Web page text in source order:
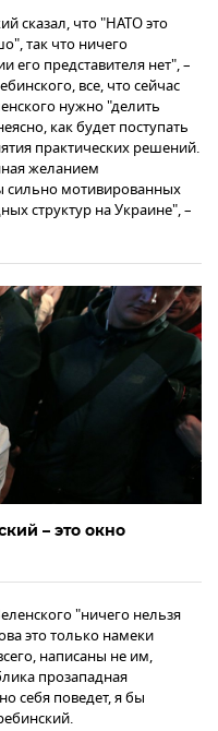
сказал, что "НАТО это
так что ничего
представителя нет", –
все, что сейчас
нужно "делить
как будет поступать
практических решений.
желанием
сильно мотивированных
структур на Украине", –
– это окно
"ничего нельзя
это только намеки
написаны не им,
прозападная
себя поведет, я бы